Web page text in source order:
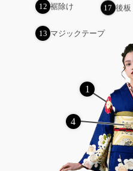
12 裾除け 17 後板
13 マジックテープ
1
4